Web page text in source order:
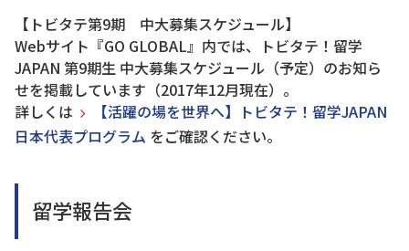
【トビタテ第9期 中大募集スケジュール】
Webサイト『GO GLOBAL』内では、トビタテ！留学
JAPAN 第9期生 中大募集スケジュール（予定）のお知ら
せを掲載しています（2017年12月現在）。
詳しくは
【活躍の場を世界へ】トビタテ！留学JAPAN
日本代表プログラム をご確認ください。
留学報告会